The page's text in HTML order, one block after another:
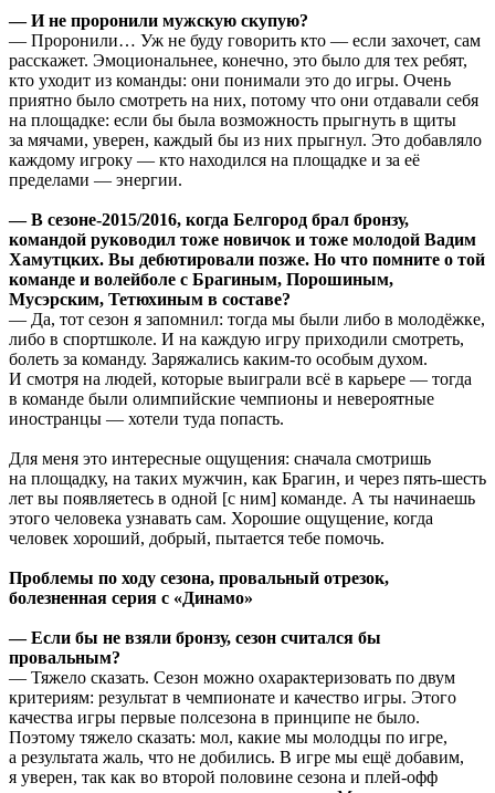
— И не проронили мужскую скупую?
— Проронили… Уж не буду говорить кто — если захочет, сам
расскажет. Эмоциональнее, конечно, это было для тех ребят,
кто уходит из команды: они понимали это до игры. Очень
приятно было смотреть на них, потому что они отдавали себя
на площадке: если бы была возможность прыгнуть в щиты
за мячами, уверен, каждый бы из них прыгнул. Это добавляло
каждому игроку — кто находился на площадке и за её
пределами — энергии.
— В сезоне-2015/2016, когда Белгород брал бронзу,
командой руководил тоже новичок и тоже молодой Вадим
Хамутцких. Вы дебютировали позже. Но что помните о той
команде и волейболе с Брагиным, Порошиным,
Мусэрским, Тетюхиным в составе?
— Да, тот сезон я запомнил: тогда мы были либо в молодёжке,
либо в спортшколе. И на каждую игру приходили смотреть,
болеть за команду. Заряжались каким-то особым духом.
И смотря на людей, которые выиграли всё в карьере — тогда
в команде были олимпийские чемпионы и невероятные
иностранцы — хотели туда попасть.
Для меня это интересные ощущения: сначала смотришь
на площадку, на таких мужчин, как Брагин, и через пять-шесть
лет вы появляетесь в одной [с ним] команде. А ты начинаешь
этого человека узнавать сам. Хорошие ощущение, когда
человек хороший, добрый, пытается тебе помочь.
Проблемы по ходу сезона, провальный отрезок,
болезненная серия с «Динамо»
— Если бы не взяли бронзу, сезон считался бы
провальным?
— Тяжело сказать. Сезон можно охарактеризовать по двум
критериям: результат в чемпионате и качество игры. Этого
качества игры первые полсезона в принципе не было.
Поэтому тяжело сказать: мол, какие мы молодцы по игре,
а результата жаль, что не добились. В игре мы ещё добавим,
я уверен, так как во второй половине сезона и плей-офф